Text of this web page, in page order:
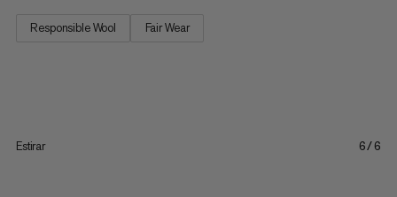
Responsible Wool Fair Wear
Estirar 6/6